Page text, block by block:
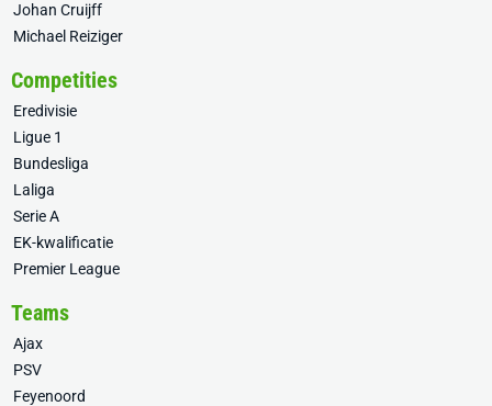
Johan Cruijff
Michael Reiziger
Competities
Eredivisie
Ligue 1
Bundesliga
Laliga
Serie A
EK-kwalificatie
Premier League
Teams
Ajax
PSV
Feyenoord